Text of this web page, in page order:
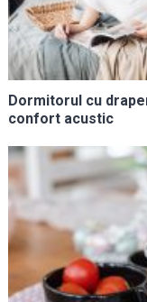
Dormitorul cu
confort acustic